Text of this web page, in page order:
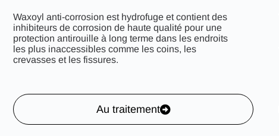
Waxoyl anti-corrosion est hydrofuge et contient des
inhibiteurs de corrosion de haute qualité pour une
protection antirouille à long terme dans les endroits
les plus inaccessibles comme les coins, les
crevasses et les fissures.
Au traitement